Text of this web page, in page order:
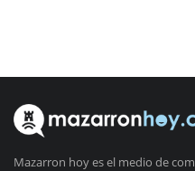
Mazarron hoy es el medio de